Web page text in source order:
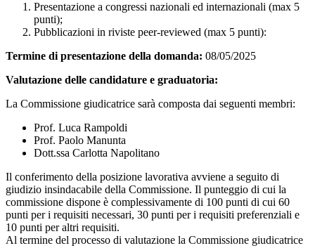
Presentazione a congressi nazionali ed internazionali (max 5
punti);
Pubblicazioni in riviste peer-reviewed (max 5 punti):
Termine di presentazione della domanda: 08/05/2025
Valutazione delle candidature e graduatoria:
La Commissione giudicatrice sarà composta dai seguenti membri:
Prof. Luca Rampoldi
Prof. Paolo Manunta
Dott.ssa Carlotta Napolitano
Il conferimento della posizione lavorativa avviene a seguito di
giudizio insindacabile della Commissione. Il punteggio di cui la
commissione dispone è complessivamente di 100 punti di cui 60
punti per i requisiti necessari, 30 punti per i requisiti preferenziali e
10 punti per altri requisiti.
Al termine del processo di valutazione la Commissione giudicatrice